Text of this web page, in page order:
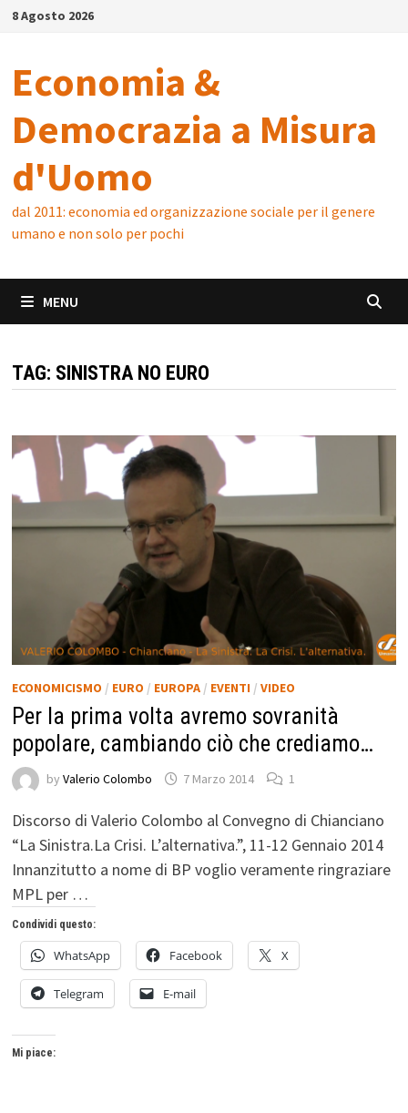
Skip8 Agosto 2026
Economia &
Democrazia a Misura
d'Uomo
dal 2011: economia ed organizzazione sociale per il genere
umano e non solo per pochi
MENU
TAG: SINISTRA NO EURO
ECONOMICISMO / EURO / EUROPA/ EVENTI / VIDEO
Per la prima volta avremo sovranità
popolare, cambiando ciò che crediamo…
by Valerio Colombo 7 Marzo 2014 1
Discorso di Valerio Colombo al Convegno di Chianciano
“La Sinistra.La Crisi. L’alternativa.”, 11-12 Gennaio 2014
Innanzitutto a nome di BP voglio veramente ringraziare
MPL per …
Condividi questo:
WhatsApp Facebook X
Telegram E-mail
Mi piace: